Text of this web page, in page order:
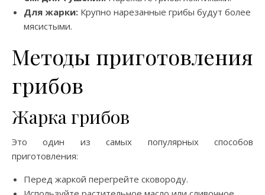
Для жарки: Крупно нарезанные грибы будут более
мясистыми.
Методы приготовления
грибов
Жарка грибов
Это один из самых популярных способов
приготовления:
Перед жаркой перегрейте сковороду.